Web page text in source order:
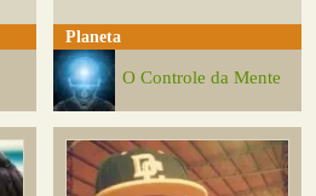
Planeta
O Controle da Mente